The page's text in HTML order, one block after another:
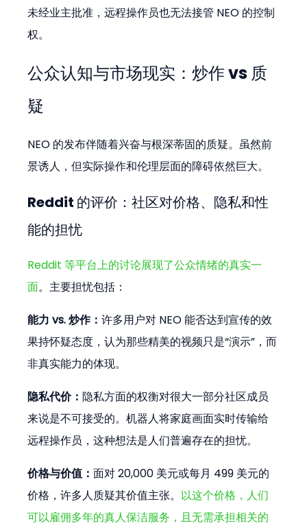
未经业主批准，远程操作员也无法接管 NEO 的控制
权。
公众认知与市场现实：炒作 vs 质
疑
NEO 的发布伴随着兴奋与根深蒂固的质疑。虽然前
景诱人，但实际操作和伦理层面的障碍依然巨大。
Reddit 的评价：社区对价格、隐私和性
能的担忧
Reddit 等平台上的讨论展现了公众情绪的真实一
面。主要担忧包括：
能力 vs. 炒作：许多用户对 NEO 能否达到宣传的效
果持怀疑态度，认为那些精美的视频只是“演示”，而
非真实能力的体现。
隐私代价：隐私方面的权衡对很大一部分社区成员
来说是不可接受的。机器人将家庭画面实时传输给
远程操作员，这种想法是人们普遍存在的担忧。
价格与价值：面对 20,000 美元或每月 499 美元的
价格，许多人质疑其价值主张。 以这个价格，人们
可以雇佣多年的真人保洁服务，且无需承担相关的